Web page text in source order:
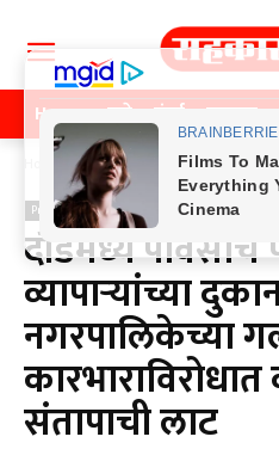
Home पुणे मुंबई महाराष्ट्र
Previos News
Previos News
दौंडमध्ये पावसाचे
व्यापाऱ्यांच्या
नगरपालिकेच्या
कारभाराविरोधात
संतापाची लाट